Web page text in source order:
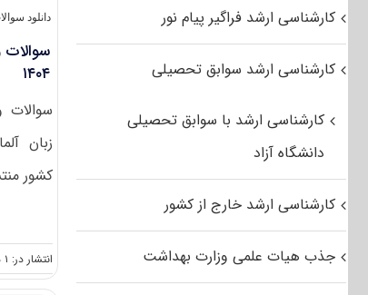
دانلود
سوالات
۱۴۰۴
سوالات
کشور
انتشار در: ۱ دی, ۱۴۰۳
کارشناسی ارشد فراگیر پیام نور
کارشناسی ارشد سوابق تحصیلی
کارشناسی ارشد با سوابق تحصیلی
دانشگاه آزاد
کارشناسی ارشد خارج از کشور
جذب هیات علمی وزارت بهداشت